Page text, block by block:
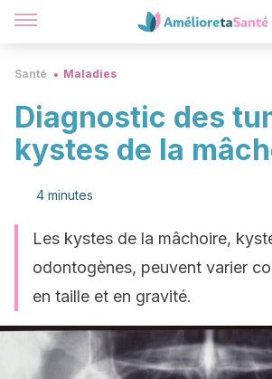
Santé Maladies
Diagnostic des
kystes de la
4 minutes
Les kystes de la mâchoire,
odontogènes, peuvent varier
en taille et en gravité.